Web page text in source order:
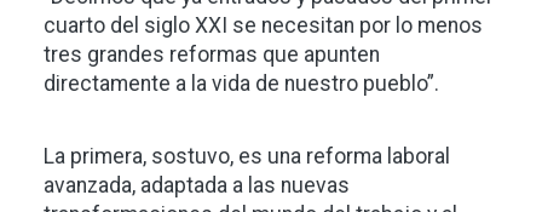
cuarto del siglo XXI se necesitan por lo menos
tres grandes reformas que apunten
directamente a la vida de nuestro pueblo”.
La primera, sostuvo, es una reforma laboral
avanzada, adaptada a las nuevas